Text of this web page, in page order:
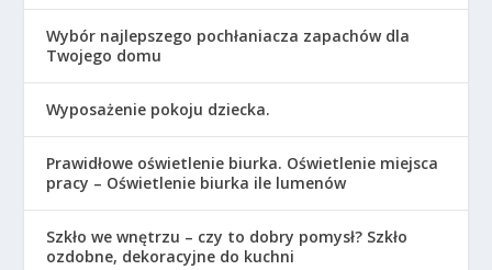
Wybór najlepszego pochłaniacza zapachów dla
Twojego domu
Wyposażenie pokoju dziecka.
Prawidłowe oświetlenie biurka. Oświetlenie miejsca
pracy – Oświetlenie biurka ile lumenów
Szkło we wnętrzu – czy to dobry pomysł? Szkło
ozdobne, dekoracyjne do kuchni